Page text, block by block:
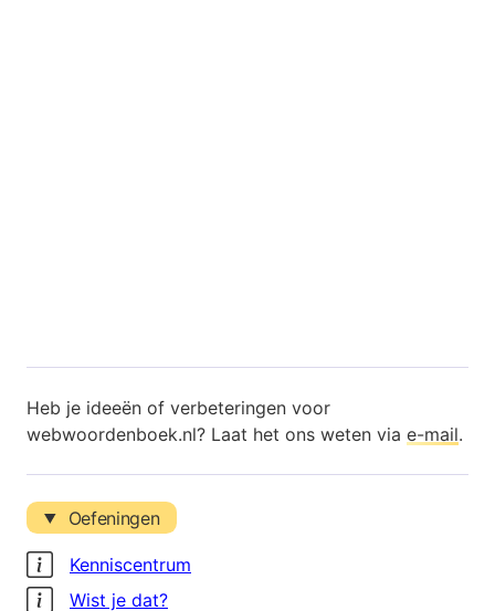
Heb je ideeën of verbeteringen voor
webwoordenboek.nl? Laat het ons weten via e-mail.
Oefeningen
Kenniscentrum
Wist je dat?